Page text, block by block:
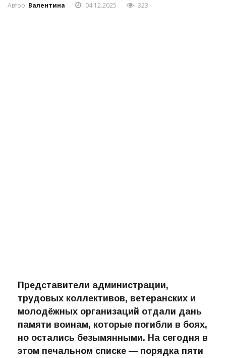
Автор: Валентина 04.12.2025 323
Представители администрации,
трудовых коллективов, ветеранских и
молодёжных организаций отдали дань
памяти воинам, которые погибли в боях,
но остались безымянными. На сегодня в
этом печальном списке — порядка пяти